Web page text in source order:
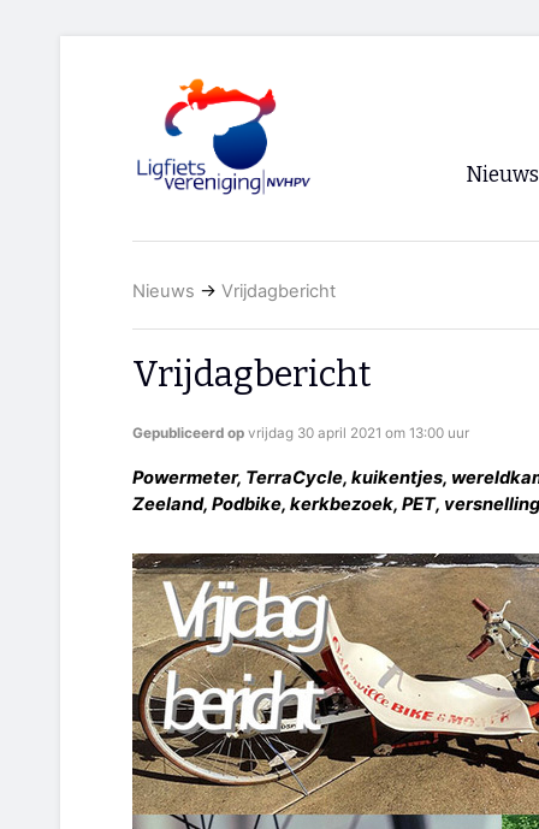
Nieuws
Nieuws → Vrijdagbericht
Vrijdagbericht
Gepubliceerd op vrijdag 30 april 2021 om 13:00 uur
Powermeter, TerraCycle, kuikentjes,
Zeeland, Podbike, kerkbezoek, PET, versnelling